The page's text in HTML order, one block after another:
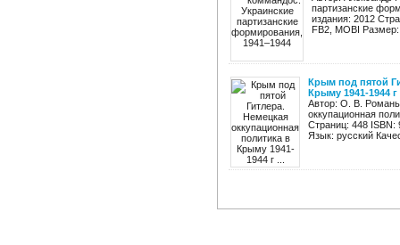
партизанские
издания: 2012
FB2, MOBI
Крым под пятой
Крыму 1941-1944 г
Автор: О. В.
оккупационная
Страниц: 448
Язык: русский